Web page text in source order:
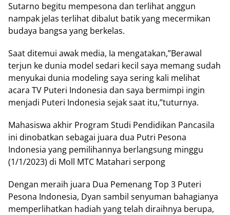
Sutarno begitu mempesona dan terlihat anggun
nampak jelas terlihat dibalut batik yang mecermikan
budaya bangsa yang berkelas.
Saat ditemui awak media, Ia mengatakan,”Berawal
terjun ke dunia model sedari kecil saya memang sudah
menyukai dunia modeling saya sering kali melihat
acara TV Puteri Indonesia dan saya bermimpi ingin
menjadi Puteri Indonesia sejak saat itu,”tuturnya.
Mahasiswa akhir Program Studi Pendidikan Pancasila
ini dinobatkan sebagai juara dua Putri Pesona
Indonesia yang pemilihannya berlangsung minggu
(1/1/2023) di Moll MTC Matahari serpong
Dengan meraih juara Dua Pemenang Top 3 Puteri
Pesona Indonesia, Dyan sambil senyuman bahagianya
memperlihatkan hadiah yang telah diraihnya berupa,